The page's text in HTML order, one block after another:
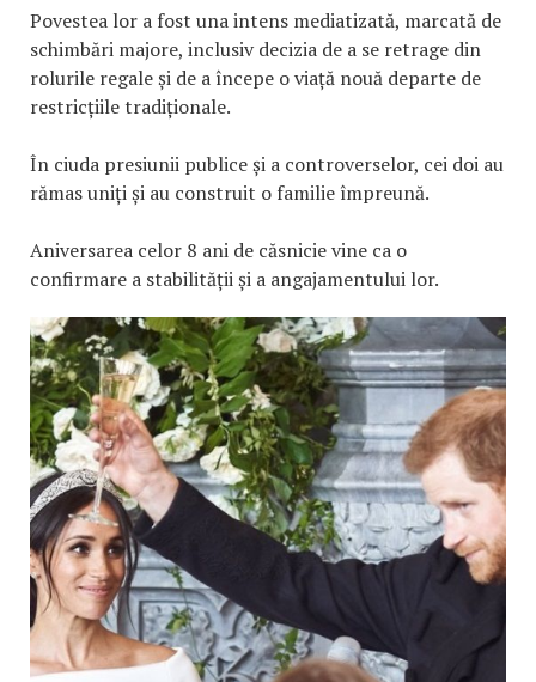
Povestea lor a fost una intens mediatizată, marcată de
schimbări majore, inclusiv decizia de a se retrage din
rolurile regale și de a începe o viață nouă departe de
restricțiile tradiționale.
În ciuda presiunii publice și a controverselor, cei doi au
rămas uniți și au construit o familie împreună.
Aniversarea celor 8 ani de căsnicie vine ca o
confirmare a stabilității și a angajamentului lor.